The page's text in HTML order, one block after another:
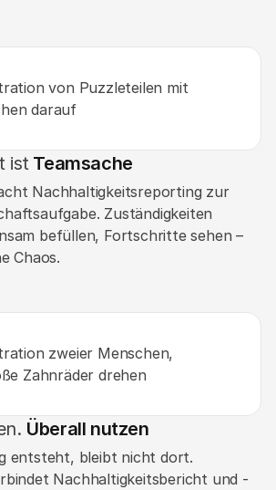
istTeamsache
Nachhaltigkeitsreporting zur
Zuständigkeiten
befüllen, Fortschritte sehen –
Chaos.
Überall nutzen
entsteht, bleibt nicht dort.
Nachhaltigkeitsbericht und -